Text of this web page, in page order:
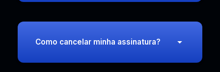
Como cancelar minha assinatura?